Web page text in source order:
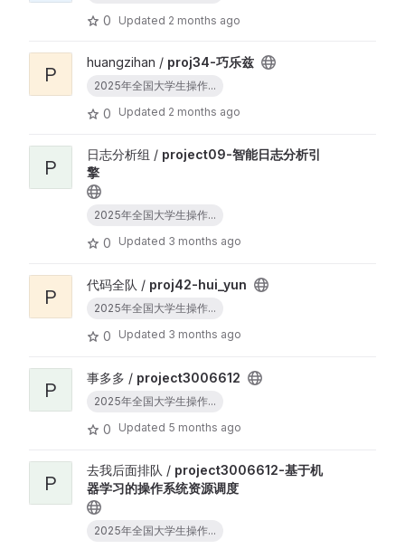
0 Updated 2 months ago
P
huangzihan / proj34-巧乐兹
2025年全国大学生操作...
0 Updated 2 months ago
P
日志分析组 / project09-智能日志分析引
擎
2025年全国大学生操作...
0 Updated 3 months ago
P
代码全队 / proj42-hui_yun
2025年全国大学生操作...
0 Updated 3 months ago
P
事多多 / project3006612
2025年全国大学生操作...
0 Updated 5 months ago
P
去我后面排队 / project3006612-基于机
器学习的操作系统资源调度
2025年全国大学生操作...